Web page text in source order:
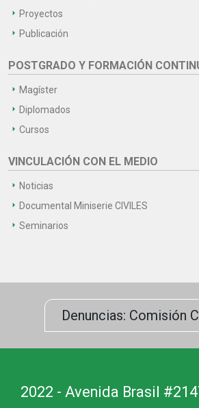
Proyectos
Publicación
POSTGRADO Y FORMACIÓN
Magíster
Diplomados
Cursos
VINCULACIÓN CON EL MEDIO
Noticias
Documental Miniserie CIVILES
Seminarios
Denuncias: Comisión
2022 - Avenida Brasil